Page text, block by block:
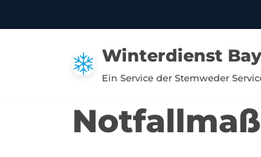
Winterdienst
Ein Service der Stemweder